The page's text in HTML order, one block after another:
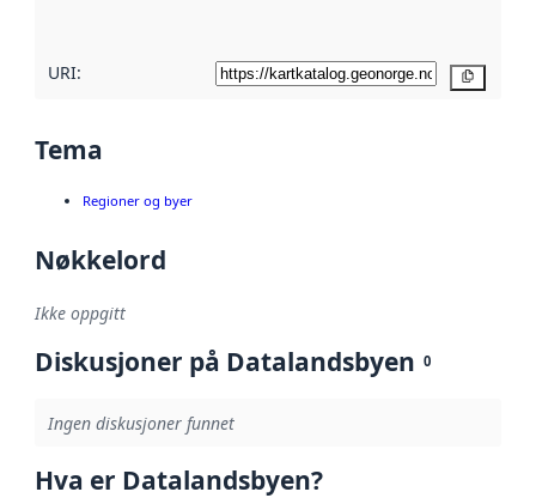
URI:
Tema
Regioner og byer
Nøkkelord
Ikke oppgitt
Diskusjoner på Datalandsbyen 0
Ingen diskusjoner funnet
Hva er Datalandsbyen?